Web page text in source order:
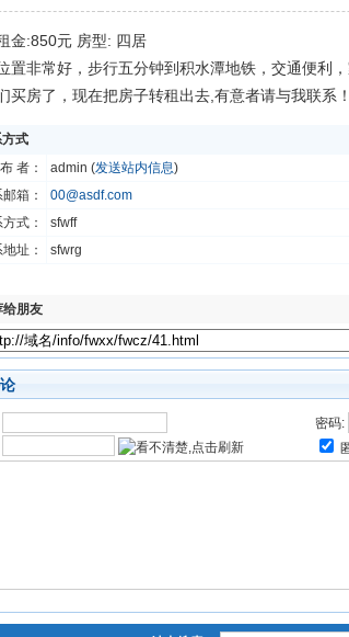
金:850元 房型: 四居
置非常好，步行五分钟到积水潭地铁，交通便利
买房了，现在把房子转租出去,有意者请与我联系！
式
者：
admin (发送站内信息)
箱：
00@asdf.com
式：
sfwff
址：
sfwrg
给朋友
密码: